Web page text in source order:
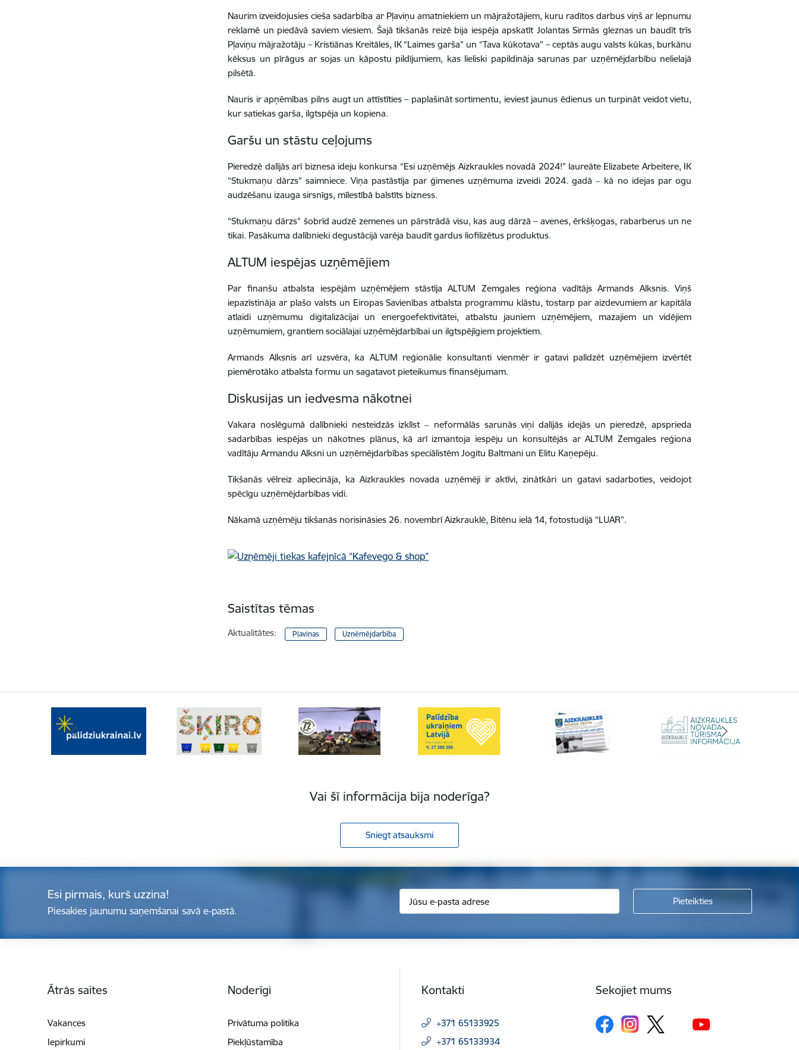
Naurim izveidojusies cieša sadarbība ar Pļaviņu amatniekiem un mājražotājiem, kuru radītos darbus viņš ar lepnumu
reklamē un piedāvā saviem viesiem. Šajā tikšanās reizē bija iespēja apskatīt Jolantas Sirmās gleznas un baudīt trīs
Pļaviņu mājražotāju – Kristiānas Kreitāles, IK “Laimes garša” un “Tava kūkotava” – ceptās augu valsts kūkas, burkānu
kēksus un pīrāgus ar sojas un kāpostu pildījumiem, kas lieliski papildināja sarunas par uzņēmējdarbību nelielajā
pilsētā.
Nauris ir apņēmības pilns augt un attīstīties – paplašināt sortimentu, ieviest jaunus ēdienus un turpināt veidot vietu,
kur satiekas garša, ilgtspēja un kopiena.
Garšu un stāstu ceļojums
Pieredzē dalījās arī biznesa ideju konkursa “Esi uzņēmējs Aizkraukles novadā 2024!” laureāte Elizabete Arbeitere, IK
“Stukmaņu dārzs” saimniece. Viņa pastāstīja par ģimenes uzņēmuma izveidi 2024. gadā ‒ kā no idejas par ogu
audzēšanu izauga sirsnīgs, mīlestībā balstīts bizness.
“Stukmaņu dārzs” šobrīd audzē zemenes un pārstrādā visu, kas aug dārzā – avenes, ērkšķogas, rabarberus un ne
tikai. Pasākuma dalībnieki degustācijā varēja baudīt gardus liofilizētus produktus.
ALTUM iespējas uzņēmējiem
Par finanšu atbalsta iespējām uzņēmējiem stāstīja ALTUM Zemgales reģiona vadītājs Armands Alksnis. Viņš
iepazīstināja ar plašo valsts un Eiropas Savienības atbalsta programmu klāstu, tostarp par aizdevumiem ar kapitāla
atlaidi uzņēmumu digitalizācijai un energoefektivitātei, atbalstu jauniem uzņēmējiem, mazajiem un vidējiem
uzņēmumiem, grantiem sociālajai uzņēmējdarbībai un ilgtspējīgiem projektiem.
Armands Alksnis arī uzsvēra, ka ALTUM reģionālie konsultanti vienmēr ir gatavi palīdzēt uzņēmējiem izvērtēt
piemērotāko atbalsta formu un sagatavot pieteikumus finansējumam.
Diskusijas un iedvesma nākotnei
Vakara noslēgumā dalībnieki nesteidzās izklīst ‒ neformālās sarunās viņi dalījās idejās un pieredzē, apsprieda
sadarbības iespējas un nākotnes plānus, kā arī izmantoja iespēju un konsultējās ar ALTUM Zemgales reģiona
vadītāju Armandu Alksni un uzņēmējdarbības speciālistēm Jogitu Baltmani un Elitu Kaņepēju.
Tikšanās vēlreiz apliecināja, ka Aizkraukles novada uzņēmēji ir aktīvi, zinātkāri un gatavi sadarboties, veidojot
spēcīgu uzņēmējdarbības vidi.
Nākamā uzņēmēju tikšanās norisināsies 26. novembrī Aizkrauklē, Bitēnu ielā 14, fotostudijā “LUAR”.
Saistītas tēmas
Aktualitātes: Pļaviņas Uzņēmējdarbība
Vai šī informācija bija noderīga?
Sniegt atsauksmi
Esi pirmais, kurš uzzina!
Piesakies jaunumu saņemšanai savā e-pastā.
Ātrās saites
Vakances
Iepirkumi
Noderīgi
Privātuma politika
Piekļūstamība
Kontakti
+371 65133925
+371 65133934
Sekojiet mums